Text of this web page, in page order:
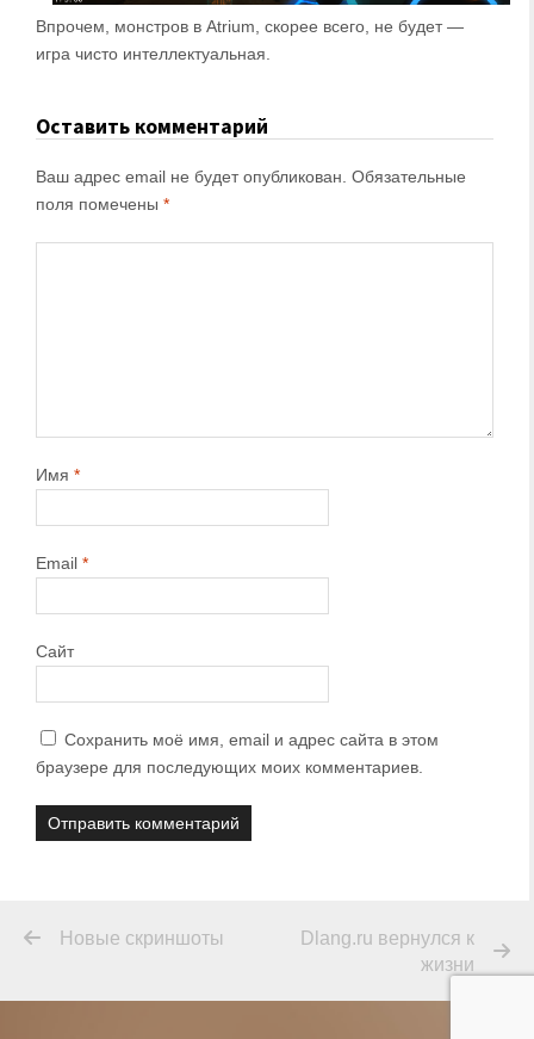
Впрочем, монстров в Atrium, скорее всего, не будет —
игра чисто интеллектуальная.
Оставить комментарий
Ваш адрес email не будет опубликован. Обязательные
поля помечены *
Имя *
Email *
Сайт
Сохранить моё имя, email и адрес сайта в этом
браузере для последующих моих комментариев.
Новые скриншоты
Dlang.ru вернулся к
жизни